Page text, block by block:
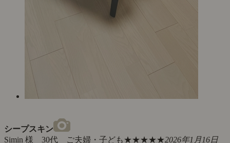
シープスキン
Simin 様 30代 ご夫婦・子ども★★★★★2026年1月16日